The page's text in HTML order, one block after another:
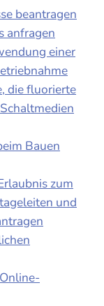
beantragen
anfragen
einer
die fluorierte
Bauen
zum
und